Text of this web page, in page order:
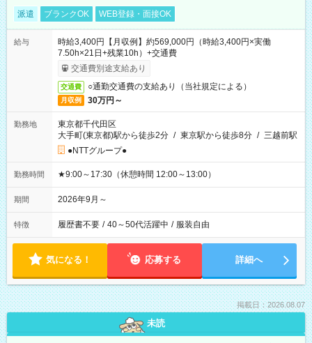
派遣 ブランクOK WEB登録・面接OK
給与
時給3,400円【月収例】約569,000円（時給3,400円×実働
7.50h×21日+残業10h）+交通費
交通費別途支給あり
交通費 ○通勤交通費の支給あり（当社規定による）
月収例 30万円～
勤務地
東京都千代田区
大手町(東京都)駅から徒歩2分 / 東京駅から徒歩8分 / 三越前駅
●NTTグループ●
勤務時間 ★9:00～17:30（休憩時間 12:00～13:00）
期間 2026年9月～
特徴 履歴書不要 / 40～50代活躍中 / 服装自由
気になる！ 応募する 詳細へ
掲載日：2026.08.07
未読